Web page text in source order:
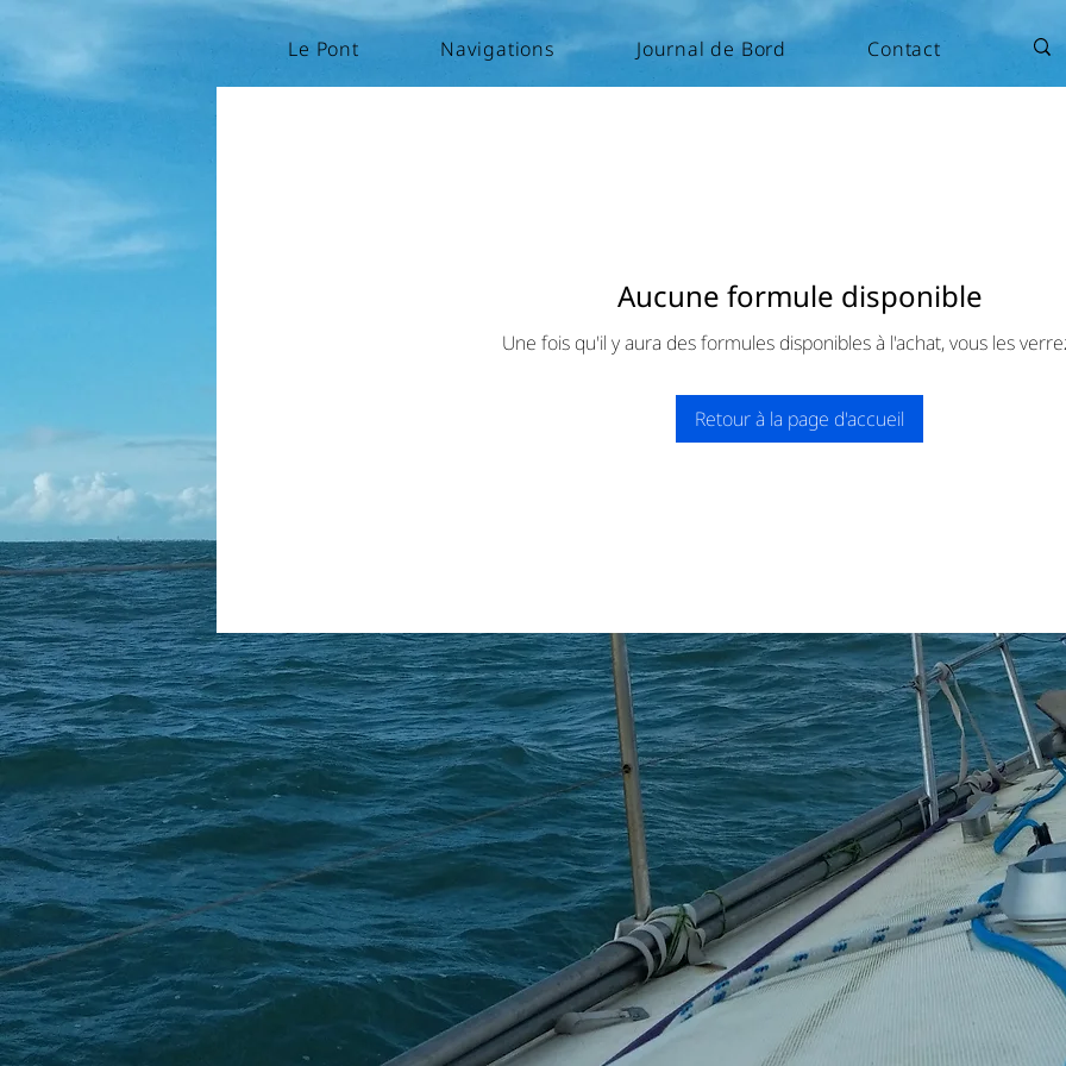
Le Pont Navigations Journal de Bord Contact
Aucune formule disponible
Une fois qu'il y aura des formules disponibles à l'achat, vous les
Retour à la page d'accueil